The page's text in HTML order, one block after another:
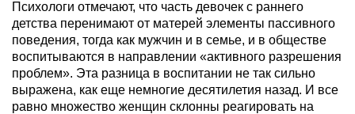
Психологи отмечают, что часть девочек с раннего
детства перенимают от матерей элементы пассивного
поведения, тогда как мужчин и в семье, и в обществе
воспитываются в направлении «активного разрешения
проблем». Эта разница в воспитании не так сильно
выражена, как еще немногие десятилетия назад. И все
равно множество женщин склонны реагировать на